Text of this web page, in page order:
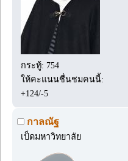
กระทู้: 754
ให้คะแนนชื่นชมคนนี้:
+124/-5
กาลณัฐ
เป็ดมหาวิทยาลัย